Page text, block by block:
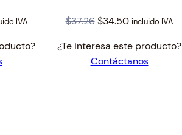
IVA $37.26 Original
was:
$37.26.
$34.50Current
is:
$34.50.
incluido IVA
¿Te interesa este producto?
Contáctanos